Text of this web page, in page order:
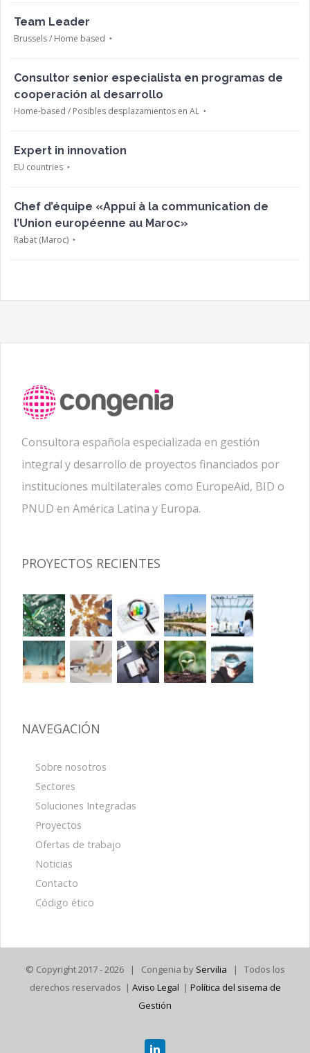
Team Leader
Brussels / Home based
Consultor senior especialista en programas de
cooperación al desarrollo
Home-based / Posibles desplazamientos en AL
Expert in innovation
EU countries
Chef d’équipe «Appui à la communication de
l’Union européenne au Maroc»
Rabat (Maroc)
Consultora española especializada en gestión
integral y desarrollo de proyectos financiados por
instituciones multilaterales como EuropeAid, BID o
PNUD en América Latina y Europa.
PROYECTOS RECIENTES
NAVEGACIÓN
Sobre nosotros
Sectores
Soluciones Integradas
Proyectos
Ofertas de trabajo
Noticias
Contacto
Código ético
© Copyright 2017 -2026 | Congenia by Servilia | Todos los
derechos reservados | Aviso Legal | Política del sisema de
Gestión
Linkedin